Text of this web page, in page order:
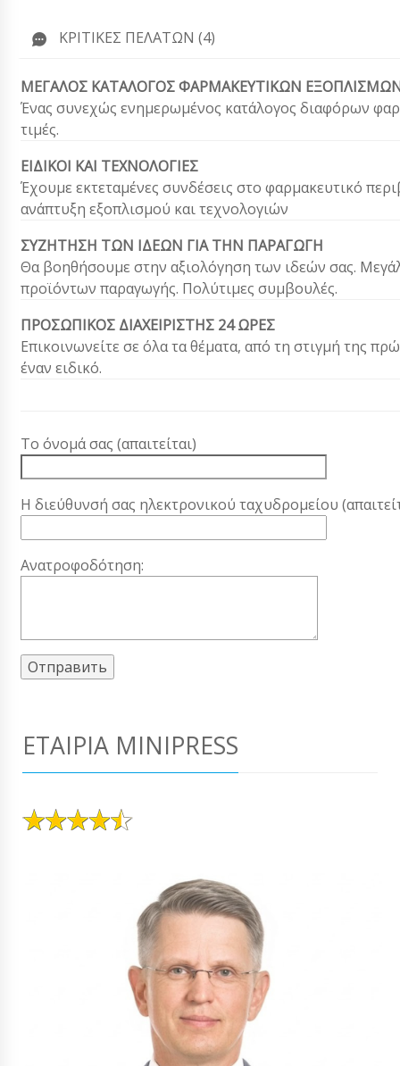
ΚΡΙΤΙΚΈΣ ΠΕΛΑΤΏΝ (4)
ΜΕΓΑΛΟΣ ΚΑΤΑΛΟΓΟΣ ΦΑΡΜΑΚΕΥΤΙΚΩΝ
Ένας συνεχώς ενημερωμένος κατάλογος διαφόρων
τιμές.
ΕΙΔΙΚΟΙ ΚΑΙ ΤΕΧΝΟΛΟΓΙΕΣ
Έχουμε εκτεταμένες συνδέσεις στο φαρμακευτικό
ανάπτυξη εξοπλισμού και τεχνολογιών
ΣΥΖΗΤΗΣΗ ΤΩΝ ΙΔΕΩΝ ΓΙΑ ΤΗΝ ΠΑΡΑΓΩΓΗ
Θα βοηθήσουμε στην αξιολόγηση των ιδεών σας.
προϊόντων παραγωγής. Πολύτιμες συμβουλές.
ΠΡΟΣΩΠΙΚΟΣ ΔΙΑΧΕΙΡΙΣΤΗΣ 24 ΩΡΕΣ
Επικοινωνείτε σε όλα τα θέματα, από τη στιγμή της
έναν ειδικό.
Το όνομά σας (απαιτείται)
Η διεύθυνσή σας ηλεκτρονικού ταχυδρομείου
Ανατροφοδότηση:
ΕΤΑΙΡΊΑ MINIPRESS